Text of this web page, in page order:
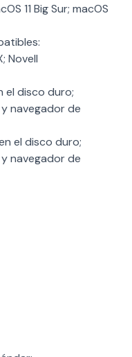
11 Big Sur; macOS
Novell
el disco duro;
navegador de
el disco duro;
navegador de